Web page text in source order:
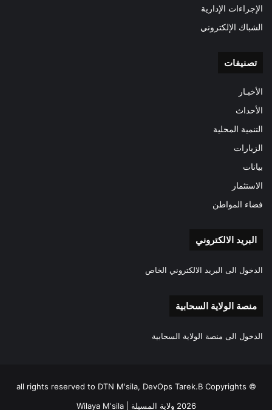
الإجراءات الإدارية
الشباك الإلكتروني
تصنيفات
الأخبـار
الأحداث
التنمية المحلية
الزيارات
بيانات
الاستثمار
فضاء المواطن
البريد الالكتروني
الدخول الى البريد الالكتروني الخاص
منصة الولاية السحابية
الدخول الى منصة الولاية السحابية
all rights reserved to DTN M'sila, DevOps Tarek.B Copyrights ©
2026 ولاية المسيلة | Wilaya M'sila